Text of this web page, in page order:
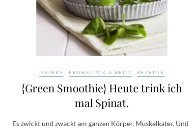
DRINKS FRÜHSTÜCK & BROT REZEPTE
{Green Smoothie} Heute trink ich
mal Spinat.
Es zwickt und zwackt am ganzen Körper. Muskelkater. Und